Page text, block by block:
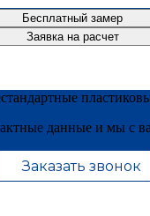
Бесплатный замер
Заявка на расчет
данные и мы с
Заказать звонок